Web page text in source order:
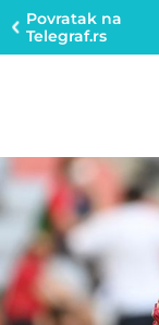
Povratak na
Telegraf.rs